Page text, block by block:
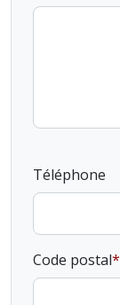
Téléphone
Code postal